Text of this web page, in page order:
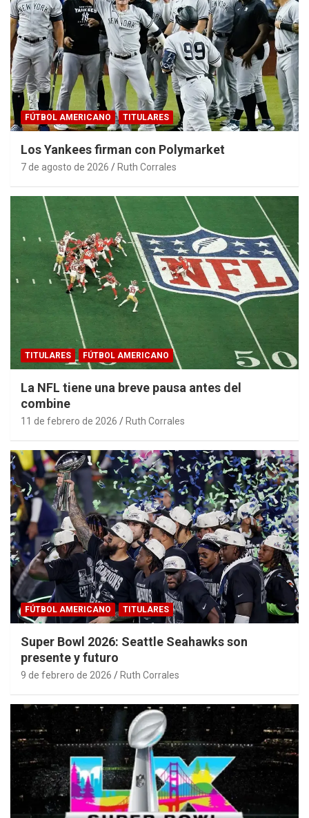
FÚTBOL AMERICANO TITULARES
Los Yankees firman con Polymarket
7 de agosto de 2026 Ruth Corrales
TITULARES FÚTBOL AMERICANO
La NFL tiene una breve pausa antes del
combine
11 de febrero de 2026 Ruth Corrales
FÚTBOL AMERICANO TITULARES
Super Bowl 2026: Seattle Seahawks son
presente y futuro
9 de febrero de 2026 Ruth Corrales